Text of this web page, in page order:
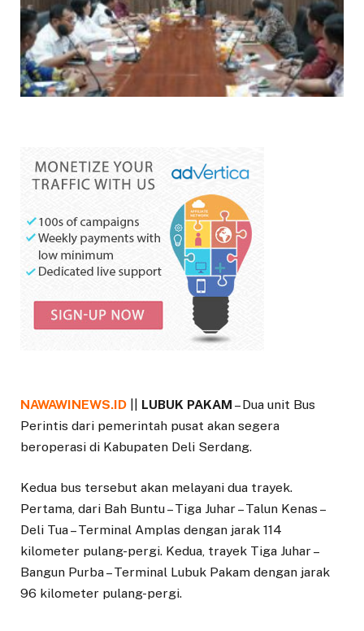
NAWAWINEWS.ID LUBUK PAKAM – Dua unit Bus
Perintis dari pemerintah pusat akan segera
beroperasi di Kabupaten Deli Serdang.
Kedua bus tersebut akan melayani dua trayek.
Pertama, dari Bah Buntu – Tiga Juhar – Talun Kenas –
Deli Tua – Terminal Amplas dengan jarak 114
kilometer pulang-pergi. Kedua, trayek Tiga Juhar –
Bangun Purba – Terminal Lubuk Pakam dengan jarak
96 kilometer pulang-pergi.